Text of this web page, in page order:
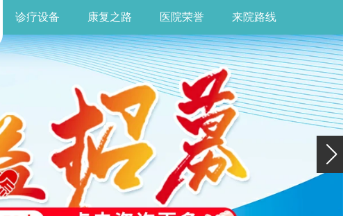
诊疗设备 康复之路 医院荣誉 来院路线